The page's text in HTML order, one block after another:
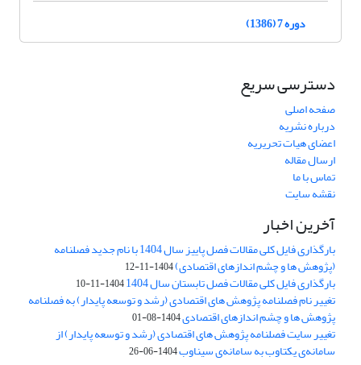
دوره 7 (1386)
دسترسی سریع
صفحه اصلی
درباره نشریه
اعضای هیات تحریریه
ارسال مقاله
تماس با ما
نقشه سایت
آخرین اخبار
بارگذاری فایل کلی مقالات فصل پاییز سال 1404 با نام جدید فصلنامه
(پژوهش ها و چشم اندازهای اقتصادی)1404-11-12
بارگذاری فایل کلی مقالات فصل تابستان سال 1404 1404-11-10
تغییر نام فصلنامه پژوهش های اقتصادی (رشد و توسعه پایدار) به فصلنامه
پژوهش ها و چشم اندازهای اقتصادی1404-08-01
تغییر سایت فصلنامه پژوهش های اقتصادی (رشد و توسعه پایدار) از
سامانه‌ی یکتاوب به سامانه‌ی سیناوب1404-06-26